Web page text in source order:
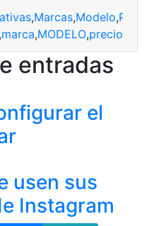
,Marcas,Modelo,Precio
,marca,MODELO,precio
entradas
el
usen sus
Instagram